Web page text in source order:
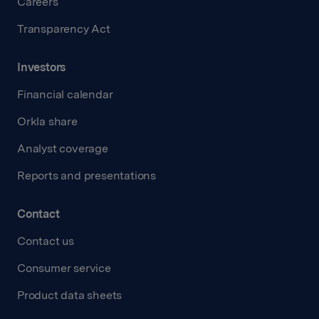
Transparency Act
Investors
Financial calendar
Orkla share
Analyst coverage
Reports and presentations
Contact
Contact us
Consumer service
Product data sheets